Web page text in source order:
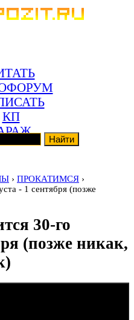
КП
› ПРОКАТИМСЯ ›
- 1 сентября (позже
30-го
(позже никак,